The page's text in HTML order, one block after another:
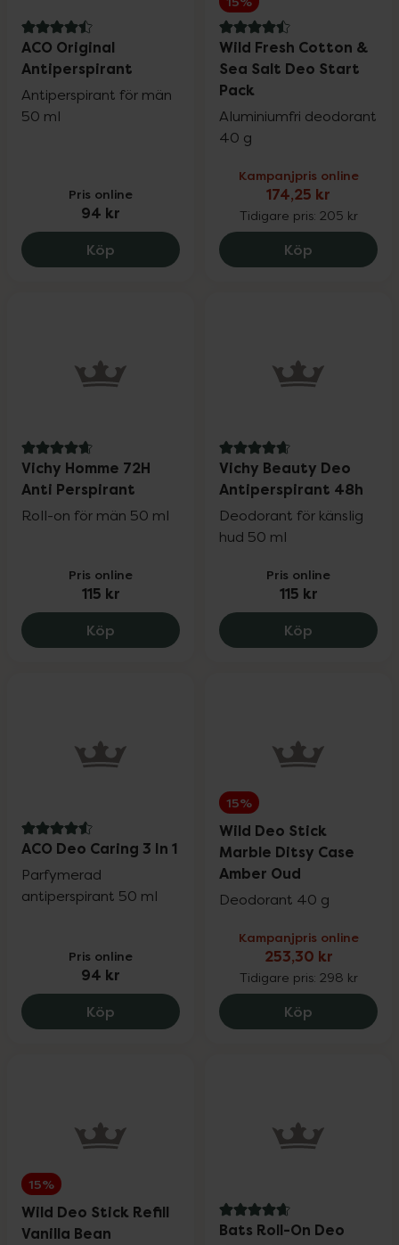
4.5 av 5 i omdöme
ACO Original
Antiperspirant
Antiperspirant för män
50 ml
Pris online
94 kr
Köp ACO Original Antiperspirant, 94 kr.
4.5 av 5 i omdöme
Wild Fresh Cotton &
Sea Salt Deo Start
Pack
Aluminiumfri deodorant
40 g
Kampanjpris online
174,25 kr
Tidigare pris: 205 kr
Köp Wild
4.9 av 5 i omdöme
Vichy Homme 72H
Anti Perspirant
Roll-on för män 50 ml
Pris online
115 kr
Köp Vichy Homme 72H Anti Perspirant, 115
4.7 av 5 i omdöme
Vichy Beauty Deo
Antiperspirant 48h
Deodorant för känslig
hud 50 ml
Pris online
115 kr
Köp Vichy
4.6 av 5 i omdöme
ACO Deo Caring 3 In 1
Parfymerad
antiperspirant 50 ml
Pris online
94 kr
Köp ACO Deo Caring 3 In 1, 94 kr.
15%
Wild Deo Stick
Marble Ditsy Case
Amber Oud
Deodorant 40 g
Kampanjpris online
253,30 kr
Tidigare pris: 298 kr
Köp Wild Deo
15%
Wild Deo Stick Refill
Vanilla Bean
4.7 av 5 i omdöme
Bats Roll-On Deo